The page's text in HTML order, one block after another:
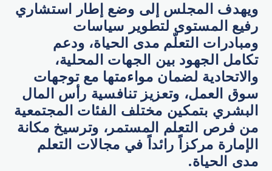
ويهدف المجلس إلى وضع إطار استشاري
رفيع المستوى لتطوير سياسات
ومبادرات التعلّم مدى الحياة، ودعم
تكامل الجهود بين الجهات المحلية،
والاتحادية لضمان مواءمتها مع توجهات
سوق العمل، وتعزيز تنافسية رأس المال
البشري بتمكين مختلف الفئات المجتمعية
من فرص التعلم المستمر، وترسيخ مكانة
الإمارة مركزاً رائداً في مجالات التعلم
مدى الحياة.